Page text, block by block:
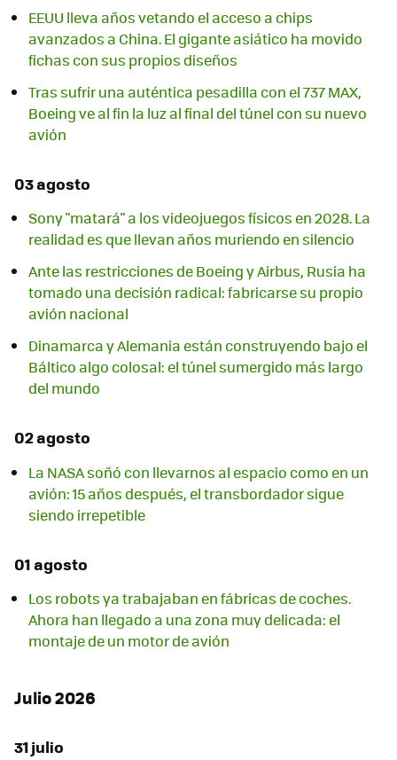
EEUU lleva años vetando el acceso a chips
avanzados a China. El gigante asiático ha movido
fichas con sus propios diseños
Tras sufrir una auténtica pesadilla con el 737 MAX,
Boeing ve al fin la luz al final del túnel con su nuevo
avión
03 agosto
Sony "matará" a los videojuegos físicos en 2028. La
realidad es que llevan años muriendo en silencio
Ante las restricciones de Boeing y Airbus, Rusia ha
tomado una decisión radical: fabricarse su propio
avión nacional
Dinamarca y Alemania están construyendo bajo el
Báltico algo colosal: el túnel sumergido más largo
del mundo
02 agosto
La NASA soñó con llevarnos al espacio como en un
avión: 15 años después, el transbordador sigue
siendo irrepetible
01 agosto
Los robots ya trabajaban en fábricas de coches.
Ahora han llegado a una zona muy delicada: el
montaje de un motor de avión
Julio 2026
31 julio